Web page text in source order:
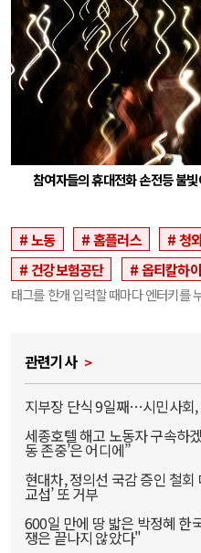
참여자들의 휴대전화 손전등 불
노동 홈플러스 청
건강보험공단
옵티칼하
태그를 한개 입력할 때마다 엔터키를
관련기사
지부장 단식 9일째…시민사회
세종호텔 해고 노동자 구속하
동 존중’은 어디에”
현대차, 정의선 국감 증인 철
교섭’ 또 거부
600일 만에 땅 밟은 박정혜 한
쟁은 끝나지 않았다"